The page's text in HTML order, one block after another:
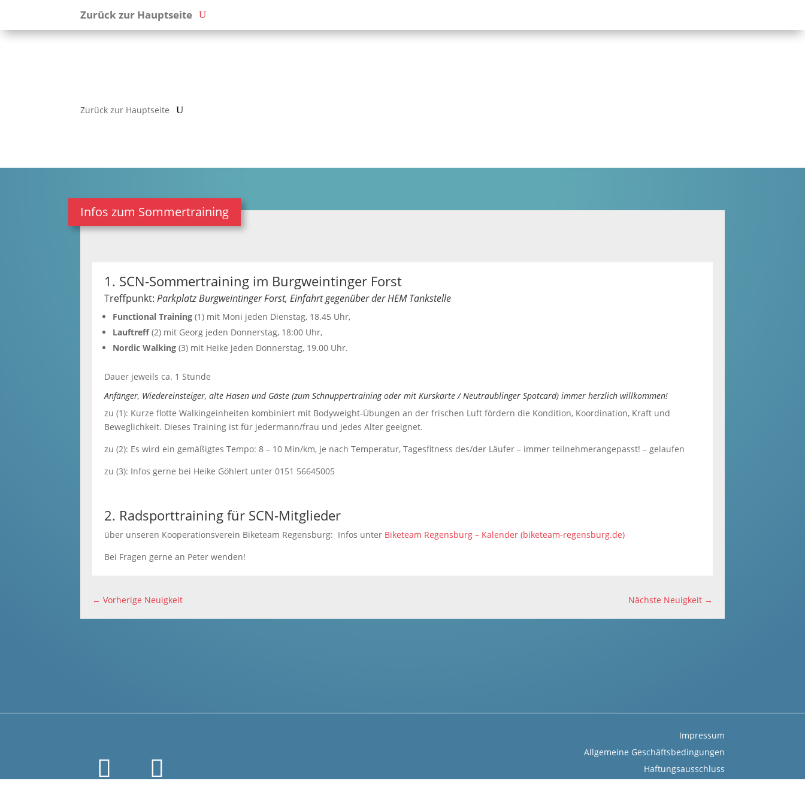
Zurück zur Hauptseite
Zurück zur Hauptseite
Infos zum Sommertraining
1. SCN-Sommertraining im Burgweintinger Forst
Treffpunkt:Parkplatz Burgweintinger Forst, Einfahrt gegenüber der HEM Tankstelle
Functional Training (1) mit Moni jeden Dienstag, 18.45 Uhr,
Lauftreff(2) mit Georg jeden Donnerstag, 18:00 Uhr,
Nordic Walking (3) mit Heike jeden Donnerstag, 19.00 Uhr.
Dauer jeweils ca. 1 Stunde
Anfänger, Wiedereinsteiger, alte Hasen und Gäste (zum Schnuppertraining oder mit Kurskarte / Neutraublinger Spotcard) immer herzlich willkommen!
zu (1): Kurze flotte Walkingeinheiten kombiniert mit Bodyweight-Übungen an der frischen Luft fördern die Kondition, Koordination, Kraft und
Beweglichkeit. Dieses Training ist für jedermann/frau und jedes Alter geeignet.
zu (2): Es wird ein gemäßigtes Tempo: 8 – 10 Min/km, je nach Temperatur, Tagesfitness des/der Läufer – immer teilnehmerangepasst! – gelaufen
zu (3): Infos gerne bei Heike Göhlert unter 0151 56645005
2. Radsporttraining für SCN-Mitglieder
über unseren Kooperationsverein Biketeam Regensburg: Infos unter Biketeam Regensburg – Kalender (biketeam-regensburg.de)
Bei Fragen gerne an Peter wenden!
←Vorherige Neuigkeit Nächste Neuigkeit→
Impressum
Allgemeine Geschäftsbedingungen
Haftungsausschluss